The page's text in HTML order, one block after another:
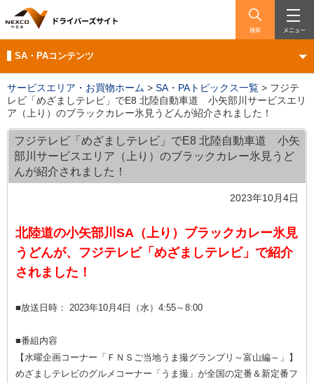
検索 メニュー
SA・PAコンテンツ
サービスエリア・お買物ホーム > SA・PAトピックス一覧 > フジテ
レビ「めざましテレビ」でE8 北陸自動車道 小矢部川サービスエリ
ア（上り）のブラックカレー氷見うどんが紹介されました！
フジテレビ「めざましテレビ」でE8 北陸自動車道 小矢
部川サービスエリア（上り）のブラックカレー氷見うど
んが紹介されました！
2023年10月4日
北陸道の小矢部川SA（上り）ブラックカレー氷見
うどんが、フジテレビ「めざましテレビ」で紹介
されました！
■放送日時： 2023年10月4日（水）4:55～8:00
■番組内容
【水曜企画コーナー「ＦＮＳご当地うま撮グランプリ～富山編～」】
めざましテレビのグルメコーナー「うま撮」が全国の定番＆新定番フ